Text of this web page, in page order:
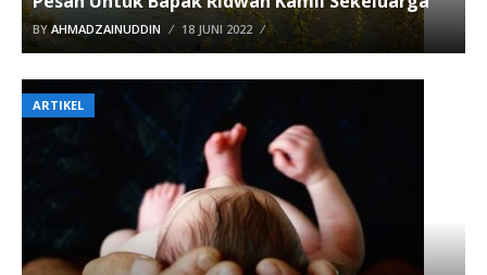
BYAHMADZAINUDDIN 18 JUNI 2022
ARTIKEL